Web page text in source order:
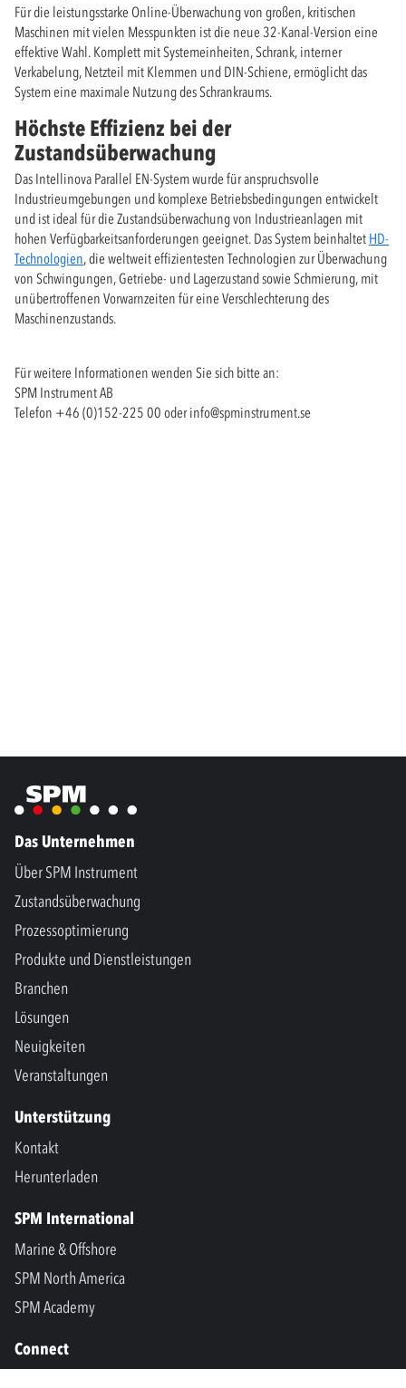
Für die leistungsstarke Online-Überwachung von großen, kritischen
Maschinen mit vielen Messpunkten ist die neue 32-Kanal-Version eine
effektive Wahl. Komplett mit Systemeinheiten, Schrank, interner
Verkabelung, Netzteil mit Klemmen und DIN-Schiene, ermöglicht das
System eine maximale Nutzung des Schrankraums.
Höchste Effizienz bei der
Zustandsüberwachung
Das Intellinova Parallel EN-System wurde für anspruchsvolle
Industrieumgebungen und komplexe Betriebsbedingungen entwickelt
und ist ideal für die Zustandsüberwachung von Industrieanlagen mit
hohen Verfügbarkeitsanforderungen geeignet. Das System beinhaltet HD-
Technologien, die weltweit effizientesten Technologien zur Überwachung
von Schwingungen, Getriebe- und Lagerzustand sowie Schmierung, mit
unübertroffenen Vorwarnzeiten für eine Verschlechterung des
Maschinenzustands.
Für weitere Informationen wenden Sie sich bitte an:
SPM Instrument AB
Telefon +46 (0)152-225 00 oderinfo@spminstrument.se
Das Unternehmen
Über SPM Instrument
Zustandsüberwachung
Prozessoptimierung
Produkte und Dienstleistungen
Branchen
Lösungen
Neuigkeiten
Veranstaltungen
Unterstützung
Kontakt
Herunterladen
SPM International
Marine & Offshore
SPM North America
SPM Academy
Connect